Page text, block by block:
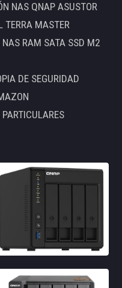
NAS QNAP ASUSTOR
TERRA MASTER
NAS RAM SATA SSD M2
DE SEGURIDAD